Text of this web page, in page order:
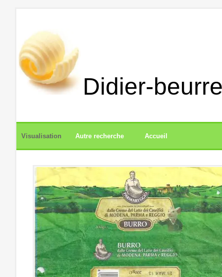
Didier-
Visualisation Autre recherche Accueil